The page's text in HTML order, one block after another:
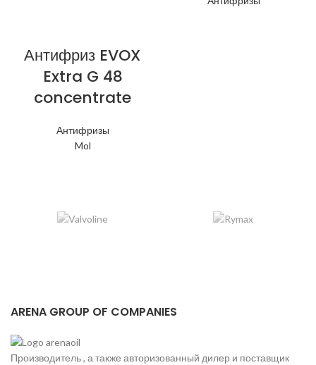
Антифриз EVOX
Extra G 48
concentrate
Антифризы
Mol
ARENA GROUP OF COMPANIES
Производитель , а также авторизованный дилер и поставщик